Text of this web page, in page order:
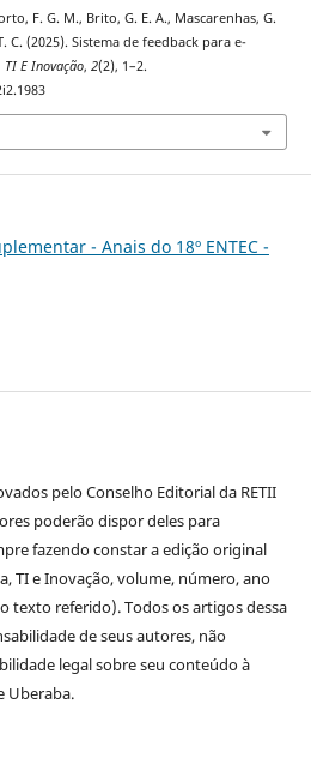
F. G. M., Brito, G. E. A., Mascarenhas, G.
C. (2025). Sistema de feedback para e-
TI E Inovação, 2(2), 1–2.
- Anais do 18º ENTEC -
pelo Conselho Editorial da RETII
poderão dispor deles para
fazendo constar a edição original
TI e Inovação, volume, número, ano
texto referido). Todos os artigos dessa
de seus autores, não
legal sobre seu conteúdo à
Uberaba.